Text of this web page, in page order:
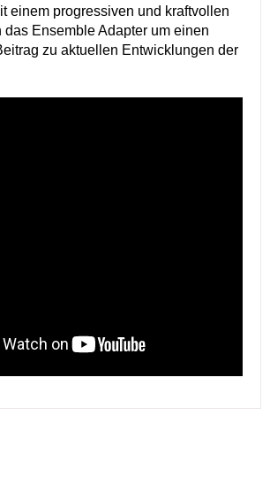
einem progressiven und kraftvollen
das Ensemble Adapter um einen
zu aktuellen Entwicklungen der